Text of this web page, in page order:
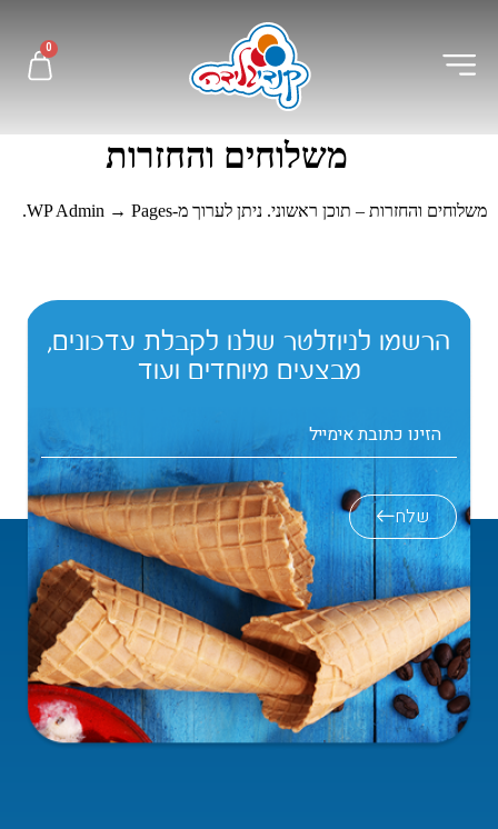
0
משלוחים והחזרות
משלוחים והחזרות – תוכן ראשוני. ניתן לערוך מ-WP Admin → Pages.
הרשמו לניוזלטר שלנו לקבלת עדכונים,
מבצעים מיוחדים ועוד
שלח